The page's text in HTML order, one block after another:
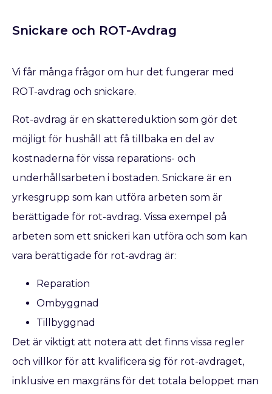
Snickare och ROT-Avdrag
Vi får många frågor om hur det fungerar med
ROT-avdrag och snickare.
Rot-avdrag är en skattereduktion som gör det
möjligt för hushåll att få tillbaka en del av
kostnaderna för vissa reparations- och
underhållsarbeten i bostaden. Snickare är en
yrkesgrupp som kan utföra arbeten som är
berättigade för rot-avdrag. Vissa exempel på
arbeten som ett snickeri kan utföra och som kan
vara berättigade för rot-avdrag är:
Reparation
Ombyggnad
Tillbyggnad
Det är viktigt att notera att det finns vissa regler
och villkor för att kvalificera sig för rot-avdraget,
inklusive en maxgräns för det totala beloppet man